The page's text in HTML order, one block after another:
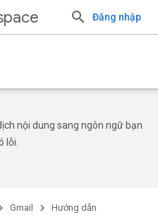
Đăng nhập
nội dung sang ngôn ngữ bạn
lỗi.
Gmail Hướng dẫn